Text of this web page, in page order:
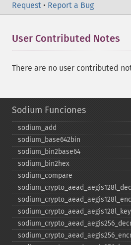
Request • Report a Bug
User Contributed Notes
There are no user contributed
Sodium Funciones
sodium_​add
sodium_​base642bin
sodium_​bin2base64
sodium_​bin2hex
sodium_​compare